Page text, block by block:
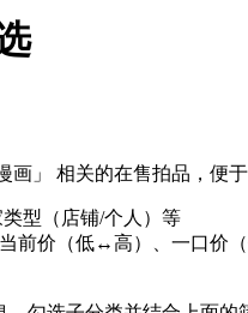
」 相关的在售拍品，便于
型（店铺/个人）等
前价（低↔高）、一口价